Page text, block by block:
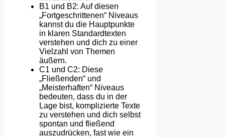
B1 und B2: Auf diesen
„Fortgeschrittenen“ Niveaus
kannst du die Hauptpunkte
in klaren Standardtexten
verstehen und dich zu einer
Vielzahl von Themen
äußern.
C1 und C2: Diese
„Fließenden“ und
„Meisterhaften“ Niveaus
bedeuten, dass du in der
Lage bist, komplizierte Texte
zu verstehen und dich selbst
spontan und fließend
auszudrücken, fast wie ein